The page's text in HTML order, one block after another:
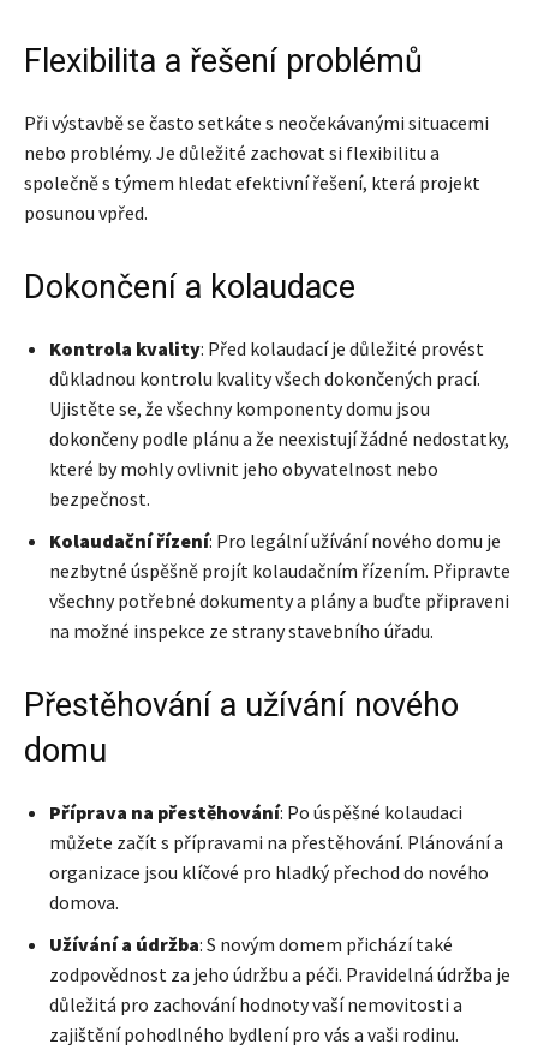
Flexibilita a řešení problémů
Při výstavbě se často setkáte s neočekávanými situacemi
nebo problémy. Je důležité zachovat si flexibilitu a
společně s týmem hledat efektivní řešení, která projekt
posunou vpřed.
Dokončení a kolaudace
Kontrola kvality: Před kolaudací je důležité provést
důkladnou kontrolu kvality všech dokončených prací.
Ujistěte se, že všechny komponenty domu jsou
dokončeny podle plánu a že neexistují žádné nedostatky,
které by mohly ovlivnit jeho obyvatelnost nebo
bezpečnost.
Kolaudační řízení: Pro legální užívání nového domu je
nezbytné úspěšně projít kolaudačním řízením. Připravte
všechny potřebné dokumenty a plány a buďte připraveni
na možné inspekce ze strany stavebního úřadu.
Přestěhování a užívání nového
domu
Příprava na přestěhování: Po úspěšné kolaudaci
můžete začít s přípravami na přestěhování. Plánování a
organizace jsou klíčové pro hladký přechod do nového
domova.
Užívání a údržba: S novým domem přichází také
zodpovědnost za jeho údržbu a péči. Pravidelná údržba je
důležitá pro zachování hodnoty vaší nemovitosti a
zajištění pohodlného bydlení pro vás a vaši rodinu.